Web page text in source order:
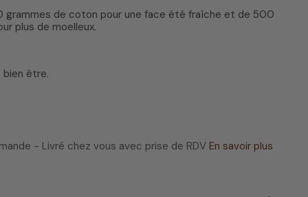
grammes de coton pour une face été fraîche et de 500
plus de moelleux.
bien être.
- Livré chez vous avec prise de RDV En savoir plus